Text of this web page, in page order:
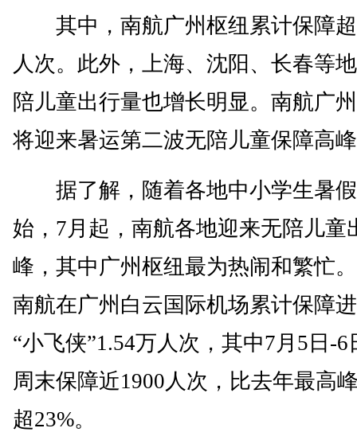
其中，南航广州枢纽累计保障超
人次。此外，上海、沈阳、长春等
陪儿童出行量也增长明显。南航广
将迎来暑运第二波无陪儿童保障高
据了解，随着各地中小学生暑
始，7月起，南航各地迎来无陪儿童
峰，其中广州枢纽最为热闹和繁忙
南航在广州白云国际机场累计保障
“小飞侠”1.54万人次，其中7月5日-6
周末保障近1900人次，比去年最高
超23%。